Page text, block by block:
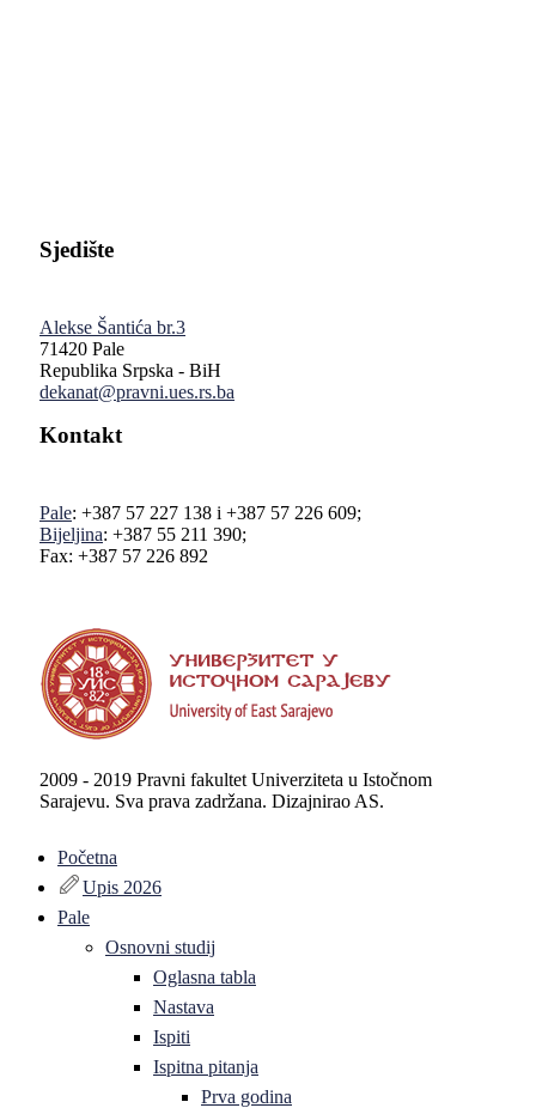
Sjedište
Alekse Šantića br.3
71420 Pale
Republika Srpska - BiH
dekanat@pravni.ues.rs.ba
Kontakt
Pale: +387 57 227 138 i +387 57 226 609;
Bijeljina: +387 55 211 390;
Fax: +387 57 226 892
2009 - 2019 Pravni fakultet Univerziteta u Istočnom
Sarajevu. Sva prava zadržana. Dizajnirao AS.
Početna
Upis 2026
Pale
Osnovni studij
Oglasna tabla
Nastava
Ispiti
Ispitna pitanja
Prva godina